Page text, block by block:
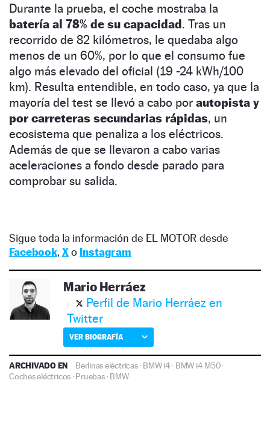
Durante la prueba, el coche mostraba la
batería al 78% de su capacidad. Tras un
recorrido de 82 kilómetros, le quedaba algo
menos de un 60%, por lo que el consumo fue
algo más elevado del oficial (19 -24 kWh/100
km). Resulta entendible, en todo caso, ya que la
mayoría del test se llevó a cabo por autopista y
por carreteras secundarias rápidas, un
ecosistema que penaliza a los eléctricos.
Además de que se llevaron a cabo varias
aceleraciones a fondo desde parado para
comprobar su salida.
Sigue toda la información de EL MOTOR desde
Facebook, Xo Instagram
Mario Herráez
Perfil de Mario Herráez en
Twitter
VER BIOGRAFÍA
ARCHIVADO EN Berlinas eléctricas· BMW i4 · BMW i4 M50·
Coches eléctricos ·Pruebas·BMW